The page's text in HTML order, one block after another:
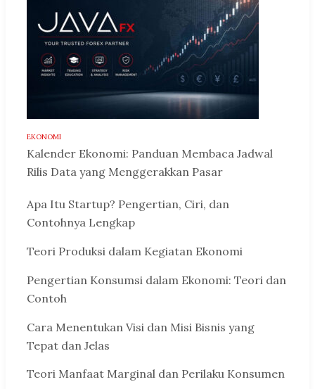
EKONOMI
Kalender Ekonomi: Panduan Membaca Jadwal
Rilis Data yang Menggerakkan Pasar
Apa Itu Startup? Pengertian, Ciri, dan
Contohnya Lengkap
Teori Produksi dalam Kegiatan Ekonomi
Pengertian Konsumsi dalam Ekonomi: Teori dan
Contoh
Cara Menentukan Visi dan Misi Bisnis yang
Tepat dan Jelas
Teori Manfaat Marginal dan Perilaku Konsumen